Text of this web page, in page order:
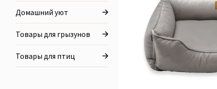
Домашний уют
Товары для грызунов
Товары для птиц